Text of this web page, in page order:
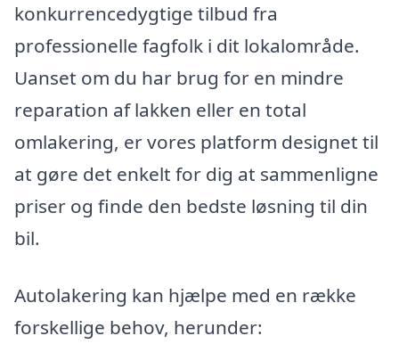
konkurrencedygtige tilbud fra
professionelle fagfolk i dit lokalområde.
Uanset om du har brug for en mindre
reparation af lakken eller en total
omlakering, er vores platform designet til
at gøre det enkelt for dig at sammenligne
priser og finde den bedste løsning til din
bil.
Autolakering kan hjælpe med en række
forskellige behov, herunder: